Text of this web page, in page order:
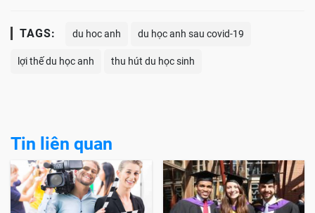
TAGS: du hoc anh du học anh sau covid-19
lợi thế du học anh thu hút du học sinh
Tin liên quan